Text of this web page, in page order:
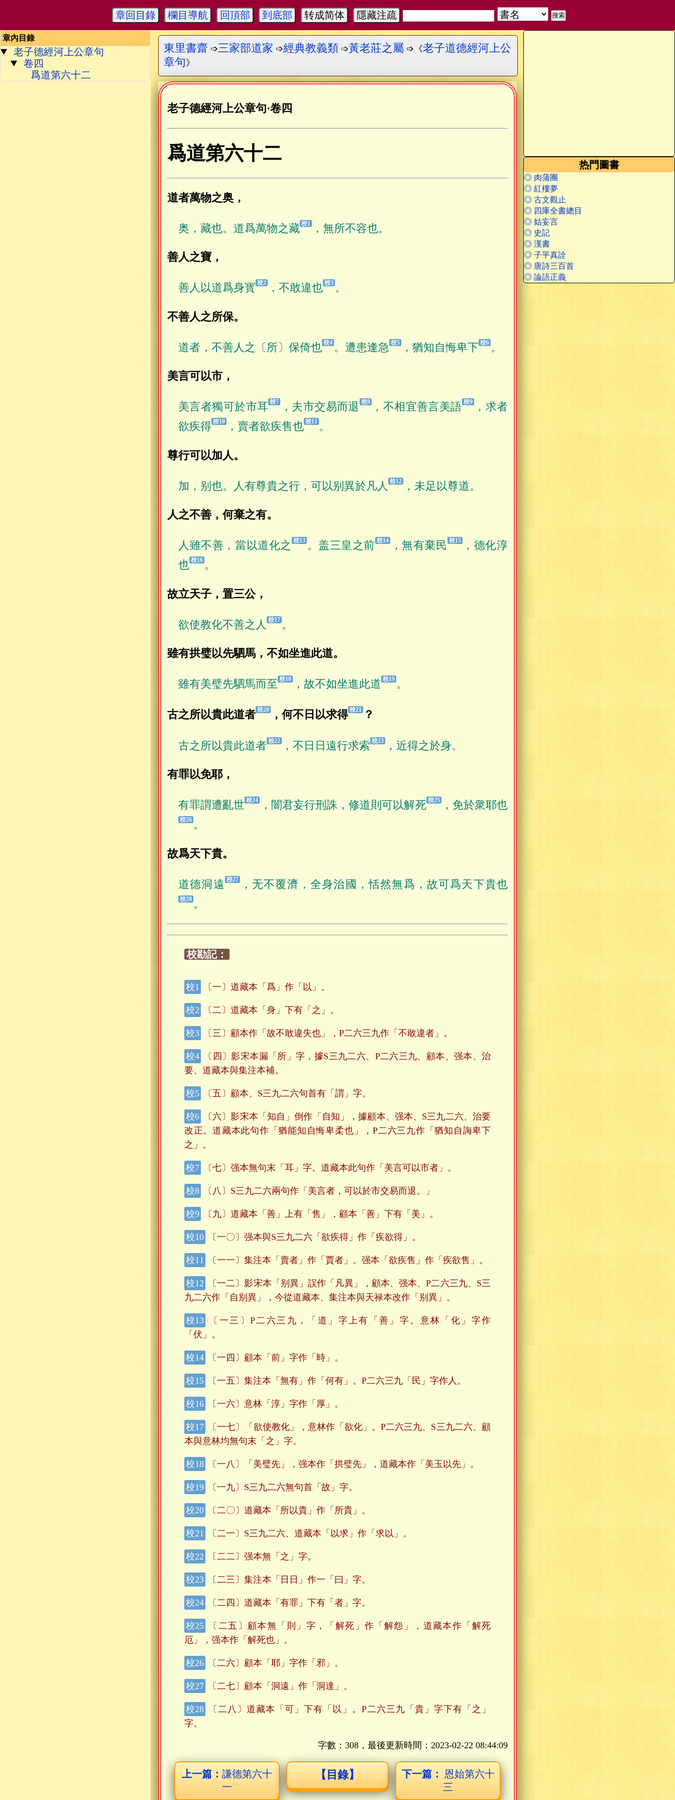
章回目錄 欄目導航 回頂部 到底部 转成简体 隱藏注疏
章內目錄
老子德經河上公章句
卷四
爲道第六十二
热門圖書
◎ 肉蒲團
◎ 紅樓夢
◎ 古文觀止
◎ 四庫全書總目
◎ 姑妄言
◎ 史記
◎ 漢書
◎ 子平真詮
◎ 唐詩三百首
◎ 論語正義
東里書齋 ➩三家部道家 ➩經典教義類 ➩黃老莊之屬 ➩《老子道德經河上公
章句 》
老子德經河上公章句·卷四
爲道第六十二
道者萬物之奥，
奥，藏也。道爲萬物之藏 ，無所不容也。
善人之寶，
善人以道爲身寳 ，不敢違也 。
不善人之所保。
道者，不善人之〔所〕保倚也 。遭患逢急 ，猶知自悔卑下 。
美言可以市，
美言者獨可於市耳 ，夫市交易而退 ，不相宜善言美語
，求者
欲疾得
，賣者欲疾售也 。
尊行可以加人。
加，别也。人有尊貴之行，可以别異於凡人 ，未足以尊道。
人之不善，何棄之有。
人雖不善，當以道化之 。盖三皇之前 ，無有棄民
，德化淳
也
。
故立天子，置三公，
欲使教化不善之人 。
雖有拱璧以先駟馬，不如坐進此道。
雖有美璧先駟馬而至 ，故不如坐進此道 。
古之所以貴此道者 ，何不日以求得 ？
古之所以貴此道者 ，不日日遠行求索 ，近得之於身。
有罪以免耶，
有罪謂遭亂世 ，闇君妄行刑誅，修道則可以解死
，免於衆耶也
。
故爲天下貴。
道德洞遠
，无不覆濟，全身治國，恬然無爲，故可爲天下貴也
。
校勘記：
〔一〕道藏本「爲」作「以」。
〔二〕道藏本「身」下有「之」。
〔三〕顧本作「故不敢違失也」，P二六三九作「不敢違者」。
〔四〕影宋本漏「所」字，據S三九二六、P二六三九、顧本、强本、治
要、道藏本與集注本補。
〔五〕顧本、S三九二六句首有「謂」字。
〔六〕影宋本「知自」倒作「自知」，據顧本、强本、S三九二六、治要
改正。道藏本此句作「猶能知自悔卑柔也」，P二六三九作「猶知自誨卑下
之」。
〔七〕强本無句末「耳」字。道藏本此句作「美言可以市者」。
〔八〕S三九二六兩句作「美言者，可以於市交易而退。」
〔九〕道藏本「善」上有「售」，顧本「善」下有「美」。
〔一〇〕强本與S三九二六「欲疾得」作「疾欲得」。
〔一一〕集注本「賣者」作「賈者」。强本「欲疾售」作「疾欲售」。
〔一二〕影宋本「别異」誤作「凡異」，顧本、强本、P二六三九、S三
九二六作「自别異」，今從道藏本、集注本與天禄本改作「别異」。
〔一三〕P二六三九，「道」字上有「善」字。意林「化」字作
「伏」。
〔一四〕顧本「前」字作「時」。
〔一五〕集注本「無有」作「何有」。P二六三九「民」字作人。
〔一六〕意林「淳」字作「厚」。
〔一七〕「欲使教化」，意林作「欲化」。P二六三九、S三九二六、顧
本與意林均無句末「之」字。
〔一八〕「美璧先」，强本作「拱璧先」，道藏本作「美玉以先」。
〔一九〕S三九二六無句首「故」字。
〔二〇〕道藏本「所以貴」作「所貴」。
〔二一〕S三九二六、道藏本「以求」作「求以」。
〔二二〕强本無「之」字。
〔二三〕集注本「日日」作一「曰」字。
〔二四〕道藏本「有罪」下有「者」字。
〔二五〕顧本無「則」字，「解死」作「解怨」，道藏本作「解死
厄」，强本作「解死也」。
〔二六〕顧本「耶」字作「邪」。
〔二七〕顧本「洞遠」作「洞達」。
〔二八〕道藏本「可」下有「以」。P二六三九「貴」字下有「之」
字。
字數：308，最後更新時間： 2023-02-22 08:44:09
上一篇： 謙德第六十
一
【目錄】 下一篇：
恩始第六十
三